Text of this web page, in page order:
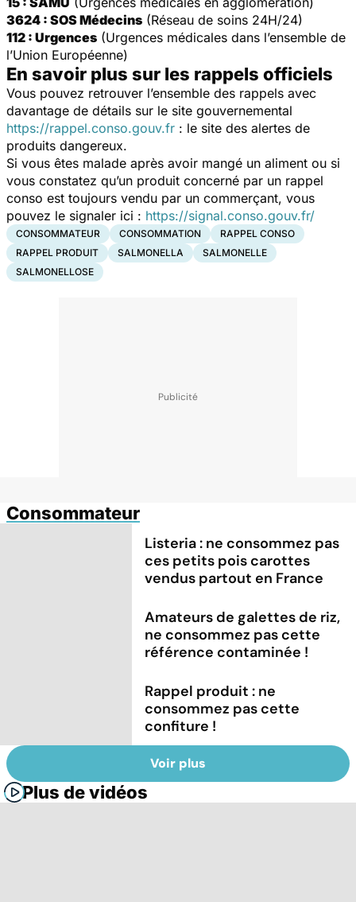
3624 : SOS Médecins (Réseau de soins 24H/24)
112 : Urgences (Urgences médicales dans l’ensemble de
l’Union Européenne)
En savoir plus sur les rappels officiels
Vous pouvez retrouver l’ensemble des rappels avec
davantage de détails sur le site gouvernemental
https://rappel.conso.gouv.fr : le site des alertes de
produits dangereux.
Si vous êtes malade après avoir mangé un aliment ou si
vous constatez qu’un produit concerné par un rappel
conso est toujours vendu par un commerçant, vous
pouvez le signaler ici : https://signal.conso.gouv.fr/
CONSOMMATEUR CONSOMMATION
RAPPEL CONSO
RAPPEL PRODUIT
SALMONELLA
SALMONELLE
SALMONELLOSE
Consommateur
Listeria : ne consommez pas
ces petits pois carottes
vendus partout en France
Amateurs de galettes de riz,
ne consommez pas cette
référence contaminée !
Rappel produit : ne
consommez pas cette
confiture !
Voir plus
Plus de vidéos